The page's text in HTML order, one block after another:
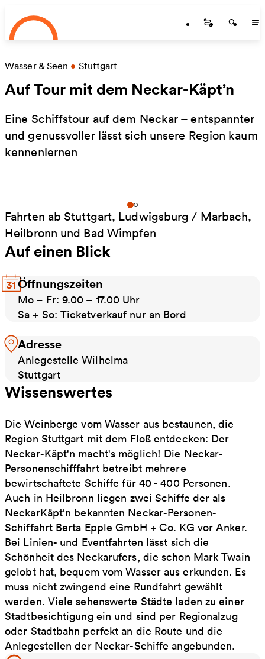
Zum Hauptinhalt springen
Startseite
Wasser & Seen • Stuttgart
Auf Tour mit dem Neckar-Käpt’n
Eine Schiffstour auf dem Neckar – entspannter
und genussvoller lässt sich unsere Region kaum
kennenlernen
Fahrten ab Stuttgart, Ludwigsburg / Marbach,
Heilbronn und Bad Wimpfen
Auf einen Blick
Öffnungszeiten
Mo – Fr: 9.00 – 17.00 Uhr
Sa + So: Ticketverkauf nur an Bord
Adresse
Anlegestelle Wilhelma
Stuttgart
Wissenswertes
Die Weinberge vom Wasser aus bestaunen, die
Region Stuttgart mit dem Floß entdecken: Der
Neckar-Käpt'n macht's möglich! Die Neckar-
Personenschifffahrt betreibt mehrere
bewirtschaftete Schiffe für 40 - 400 Personen.
Auch in Heilbronn liegen zwei Schiffe der als
NeckarKäpt‘n bekannten Neckar-Personen-
Schiffahrt Berta Epple GmbH + Co. KG vor Anker.
Bei Linien- und Eventfahrten lässt sich die
Schönheit des Neckarufers, die schon Mark Twain
gelobt hat, bequem vom Wasser aus erkunden. Es
muss nicht zwingend eine Rundfahrt gewählt
werden. Viele sehenswerte Städte laden zu einer
Stadtbesichtigung ein und sind per Regionalzug
oder Stadtbahn perfekt an die Route und die
Anlegestellen der Neckar-Schiffe angebunden.